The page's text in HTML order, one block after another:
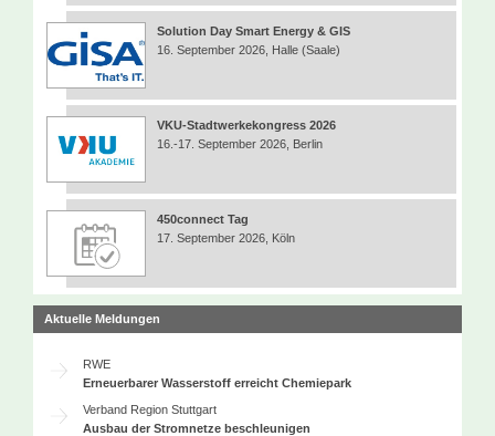
Solution Day Smart Energy & GIS
16. September 2026, Halle (Saale)
VKU-Stadtwerkekongress 2026
16.-17. September 2026, Berlin
450connect Tag
17. September 2026, Köln
Aktuelle Meldungen
RWE
Erneuerbarer Wasserstoff erreicht Chemiepark
Verband Region Stuttgart
Ausbau der Stromnetze beschleunigen